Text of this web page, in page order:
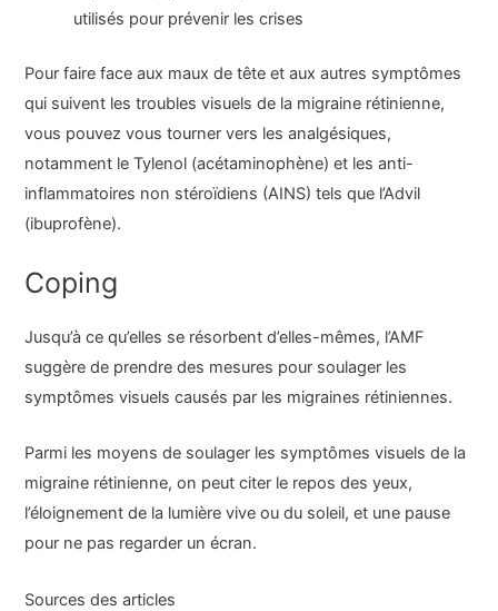
utilisés pour prévenir les crises
Pour faire face aux maux de tête et aux autres symptômes
qui suivent les troubles visuels de la migraine rétinienne,
vous pouvez vous tourner vers les analgésiques,
notamment le Tylenol (acétaminophène) et les anti-
inflammatoires non stéroïdiens (AINS) tels que l’Advil
(ibuprofène).
Coping
Jusqu’à ce qu’elles se résorbent d’elles-mêmes, l’AMF
suggère de prendre des mesures pour soulager les
symptômes visuels causés par les migraines rétiniennes.
Parmi les moyens de soulager les symptômes visuels de la
migraine rétinienne, on peut citer le repos des yeux,
l’éloignement de la lumière vive ou du soleil, et une pause
pour ne pas regarder un écran.
Sources des articles